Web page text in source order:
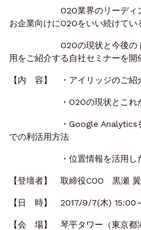
O2O業界のリーディング
お企業向けにO2Oをいい続けてい
O2Oの現状と今後のトレ
用をご紹介する自社セミナーを開
【内 容】 ・アイリッジのご紹
・O2Oの現状とこれ
・Google Analyticsを用
での利活用方法
・位置情報を活用した
【登壇者】 取締役COO 黒瀬
【日 時】 2017/9/7(木) 15:00～
【会 場】 琴平タワー（東京都